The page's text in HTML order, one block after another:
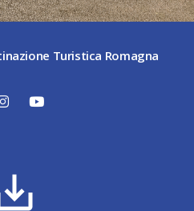
Turistica Romagna